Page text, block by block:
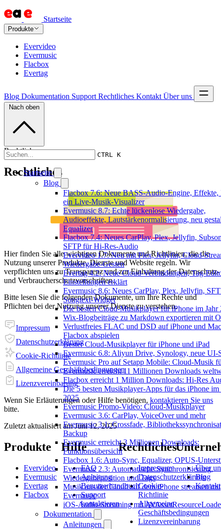
Startseite
Produkte
Evervideo
Evermusic
Flacbox
Evertag
Blog Dokumentation Support Rechtliches Kontakt Über uns
CTRL K
Startseite
Blog
Flacbox 7.6: Neue BASS-Audio-Engine, Effekte,
ein Live-Musik-Visualizer
Evermusic 8.7: Echte lückenlose Wiedergabe,
Audioeffekte, Lautstärkenormalisierung, neu
Equalizer
Flacbox 7.4: Neues CarPlay, Plex, Jellyfin,
SFTP für Hi-Res-Audio
Evervideo 1.7: Neu mit Plex, Jellyfin, Cloud-
Wiedergabe-Gesten
Evertag 4.2: Neue Cloud-Verbindungen, Tag-
Einstellungen erklärt
Evermusic 8.6: Neues CarPlay, Plex, Jellyfin,
Songtext-Widget
Die besten Cloud-Musikplayer für iPhone im Jahr
Wix-Blogbeiträge zu Markdown exportieren mit
Verlustfreies FLAC und DSD auf iPhone und
Flacbox abspielen
Bester Cloud-Musikplayer für iPhone und iPad
Evermusic 6.8: Aliyun Drive, Synology, neue UI-
Evermusic Pro auf Setapp Mobile: Cloud-Musik
Evermusic erreicht 11 Millionen Downloads
Flacbox erreicht 1 Million Downloads: Hi-Res
Die 5 besten Musikplayer-Apps für das iPhone im
2025
Evermusic Promo-Video: Cloud-Musikplayer
Evermusic 3.6: CarPlay, VoiceOver und mehr
Evermusic 3.1: Crossfade,
Backup
Evermusic erreicht 3 Millionen Downloads:
Funktionsübersicht
Flacbox 1.6: Auto-Sync, Equalizer, OPUS-
Evermusic 2.3: Automatische Synchronisierung,
Wiedergabeposition und Tags
Musik aus der Cloud auf dem iPhone streamen mit
Evermusic
iOS-Audio-Streaming mit
Dokumentation
Anleitungen
Nach oben
Rechtliches
Rechtliches
Hier finden Sie alle wichtigen Dokumente und Richtlinien, die die
Nutzung unserer Produkte, Dienste und Website regeln. Wir
verpflichten uns zu Transparenz und zur Einhaltung der Datenschutz-
und Verbraucherschutzvorschriften.
Bitte lesen Sie die folgenden Dokumente, um Ihre Rechte und
Pflichten bei der Nutzung unserer Dienste zu verstehen.
Impressum
Datenschutzerklärung
Cookie-Richtlinie
Allgemeine Geschäftsbedingungen
Lizenzvereinbarung
Wenn Sie Erläuterungen oder Hilfe benötigen, kontaktieren Sie uns
bitte.
Zuletzt aktualisiert amJuni 12, 2025
Produkte
Evervideo
Evermusic
Evertag
Flacbox
Hilfe
FAQ
Anleitung
Benutzerhandbuch
Support
kontaktieren
Rechtliches
Impressum
Datenschutzerklärung
Cookie-
Richtlinie
Allgemeine
Geschäftsbedingungen
Lizenzvereinbarung
Über
Blog
Kontakt